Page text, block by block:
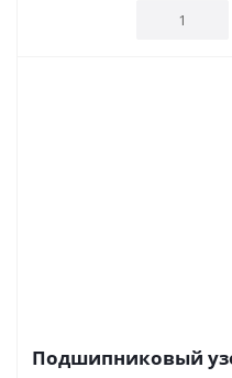
Подшипниковый